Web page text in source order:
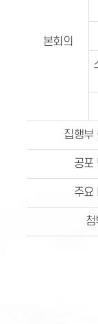
본회의
집행부
공포
주요
첨